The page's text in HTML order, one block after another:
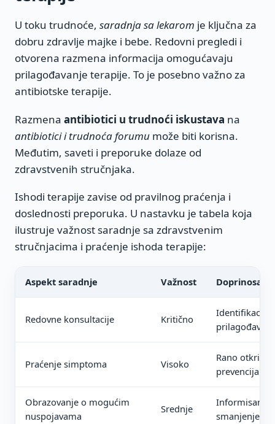
U toku trudnoće, saradnja sa lekarom je ključna za
dobru zdravlje majke i bebe. Redovni pregledi i
otvorena razmena informacija omogućavaju
prilagođavanje terapije. To je posebno važno za
antibiotske terapije.
Razmena antibiotici u trudnoći iskustava na
antibiotici i trudnoća forumu može biti korisna.
Međutim, saveti i preporuke dolaze od
zdravstvenih stručnjaka.
Ishodi terapije zavise od pravilnog praćenja i
doslednosti preporuka. U nastavku je tabela koja
ilustruje važnost saradnje sa zdravstvenim
stručnjacima i praćenje ishoda terapije:
Aspekt saradnje Važnost Doprinosa
Redovne konsultacije Kritično
Identifikacija i
Praćenje simptoma Visoko
Rano
prevencija
Obrazovanje o mogućim
nuspojavama
Srednje
smanjenje